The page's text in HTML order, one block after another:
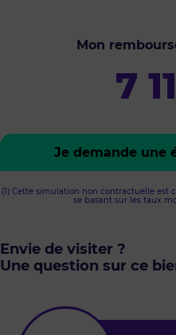
Mon
7
Je demande une
(1) Cette simulation non contractuelle
se basant sur les taux
Envie de visiter ?
Une question sur ce